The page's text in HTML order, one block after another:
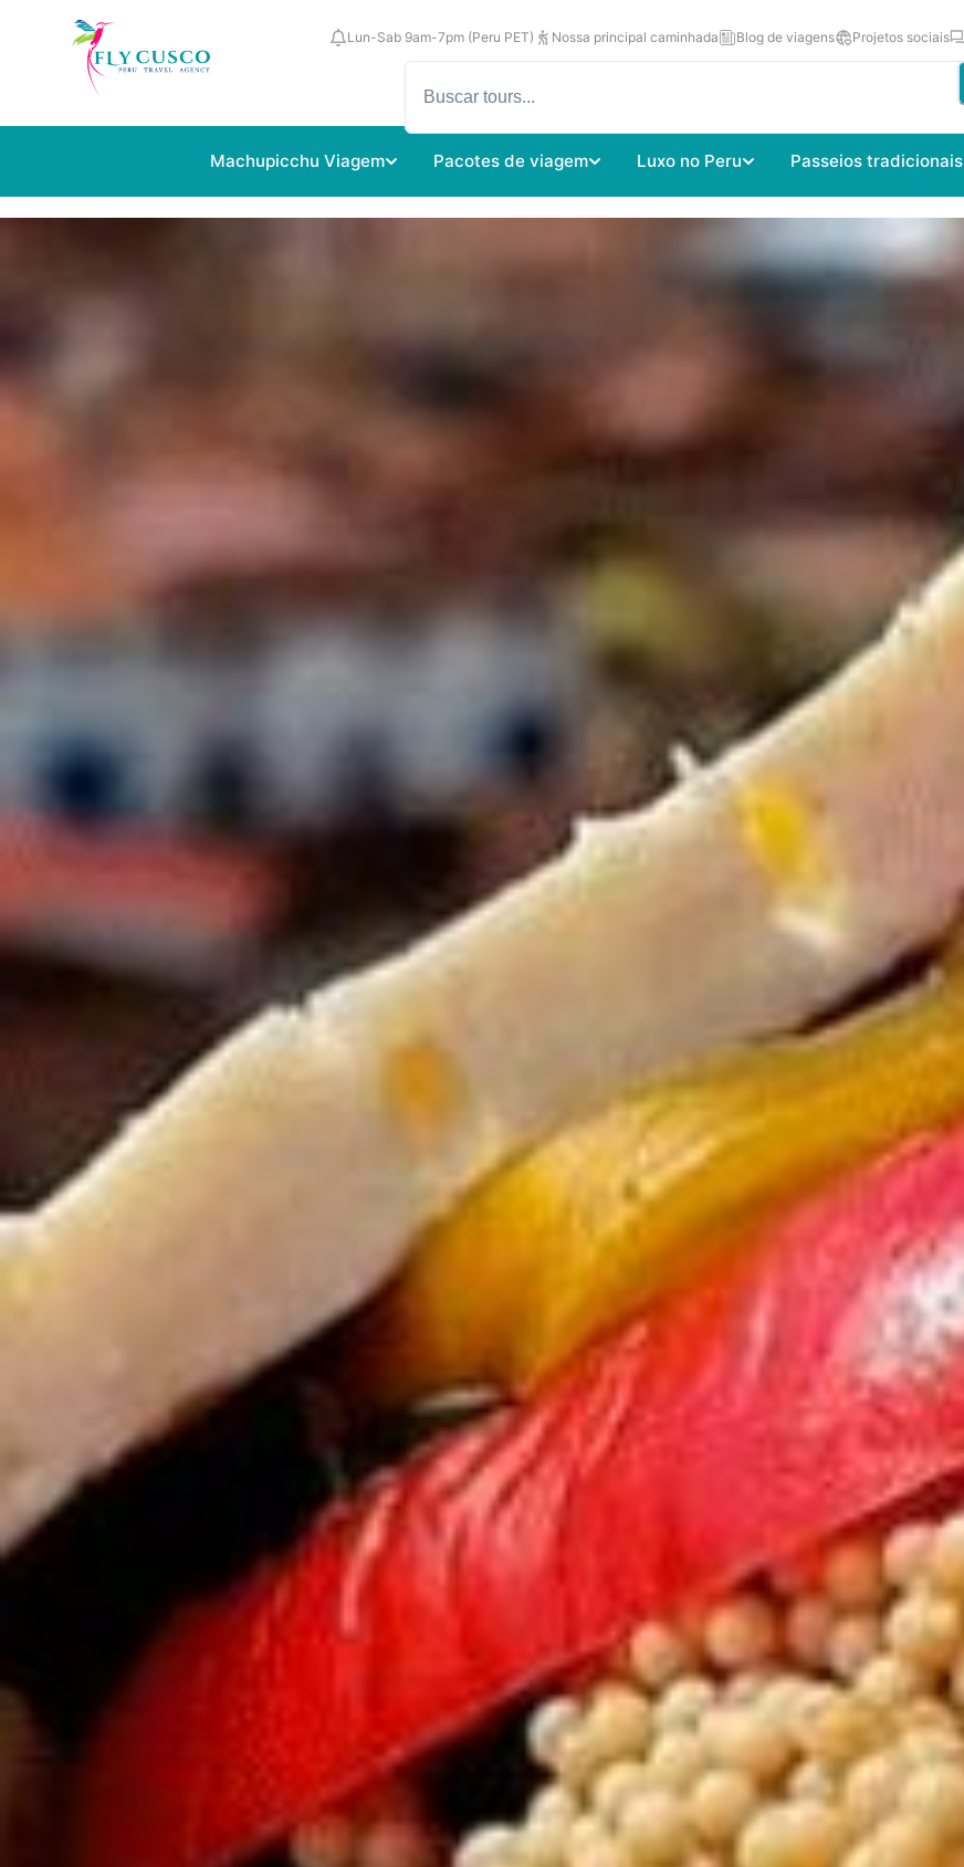
Lun-Sab 9am-7pm (Peru PET) Nossa principal caminhada Blog de viagens Projetos sociais
Machupicchu Viagem Pacotes de viagem Luxo no Peru Passeios tradicionais